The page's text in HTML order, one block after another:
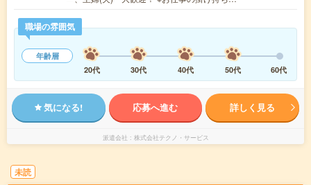
職場の雰囲気
年齢層
20代
30代 40代 50代 60代
気になる! 応募へ進む 詳しく見る
派遣会社 株式会社テクノ・サービス
未読